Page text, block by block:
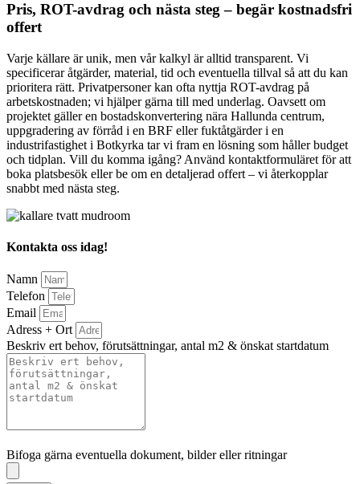
Pris, ROT-avdrag och nästa steg – begär kostnadsfri
offert
Varje källare är unik, men vår kalkyl är alltid transparent. Vi
specificerar åtgärder, material, tid och eventuella tillval så att du kan
prioritera rätt. Privatpersoner kan ofta nyttja ROT-avdrag på
arbetskostnaden; vi hjälper gärna till med underlag. Oavsett om
projektet gäller en bostadskonvertering nära Hallunda centrum,
uppgradering av förråd i en BRF eller fuktåtgärder i en
industrifastighet i Botkyrka tar vi fram en lösning som håller budget
och tidplan. Vill du komma igång? Använd kontaktformuläret för att
boka platsbesök eller be om en detaljerad offert – vi återkopplar
snabbt med nästa steg.
Kontakta oss idag!
Namn
Telefon
Email
Adress + Ort
Beskriv ert behov, förutsättningar, antal m2 & önskat startdatum
Bifoga gärna eventuella dokument, bilder eller ritningar